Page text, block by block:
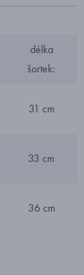
délka
šortek:
31 cm
33 cm
36 cm